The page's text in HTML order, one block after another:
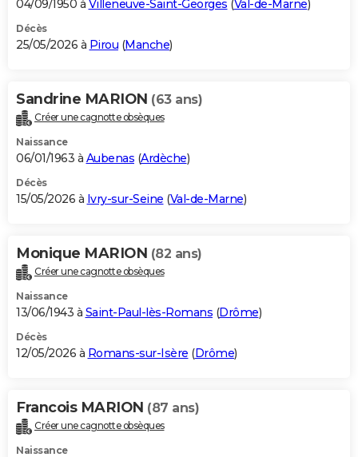
04/09/1950 à Villeneuve-Saint-Georges (Val-de-Marne)
Décès
25/05/2026 à Pirou (Manche)
Sandrine MARION (63 ans)
Créer une cagnotte obsèques
Naissance
06/01/1963 à Aubenas (Ardèche)
Décès
15/05/2026 à Ivry-sur-Seine (Val-de-Marne)
Monique MARION (82 ans)
Créer une cagnotte obsèques
Naissance
13/06/1943 à Saint-Paul-lès-Romans (Drôme)
Décès
12/05/2026 à Romans-sur-Isère (Drôme)
Francois MARION (87 ans)
Créer une cagnotte obsèques
Naissance